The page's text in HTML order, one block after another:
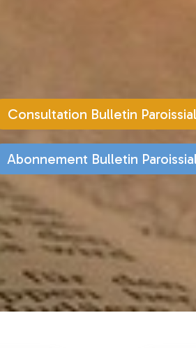
Consultation Bulletin Paroissial
Abonnement Bulletin Paroissial